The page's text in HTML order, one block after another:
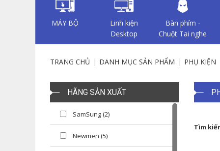
MÁY BỘ
Linh kiện
Desktop
Bàn phím -
Chuột Tai nghe
TRANG CHỦ DANH MỤC SẢN PHẨM PHỤ KIỆN
Tìm
HÃNG SẢN XUẤT
SamSung (2)
Newmen (5)